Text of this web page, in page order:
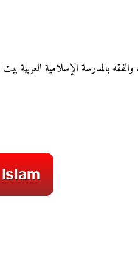
بالمدرسة الإسلامية العربية